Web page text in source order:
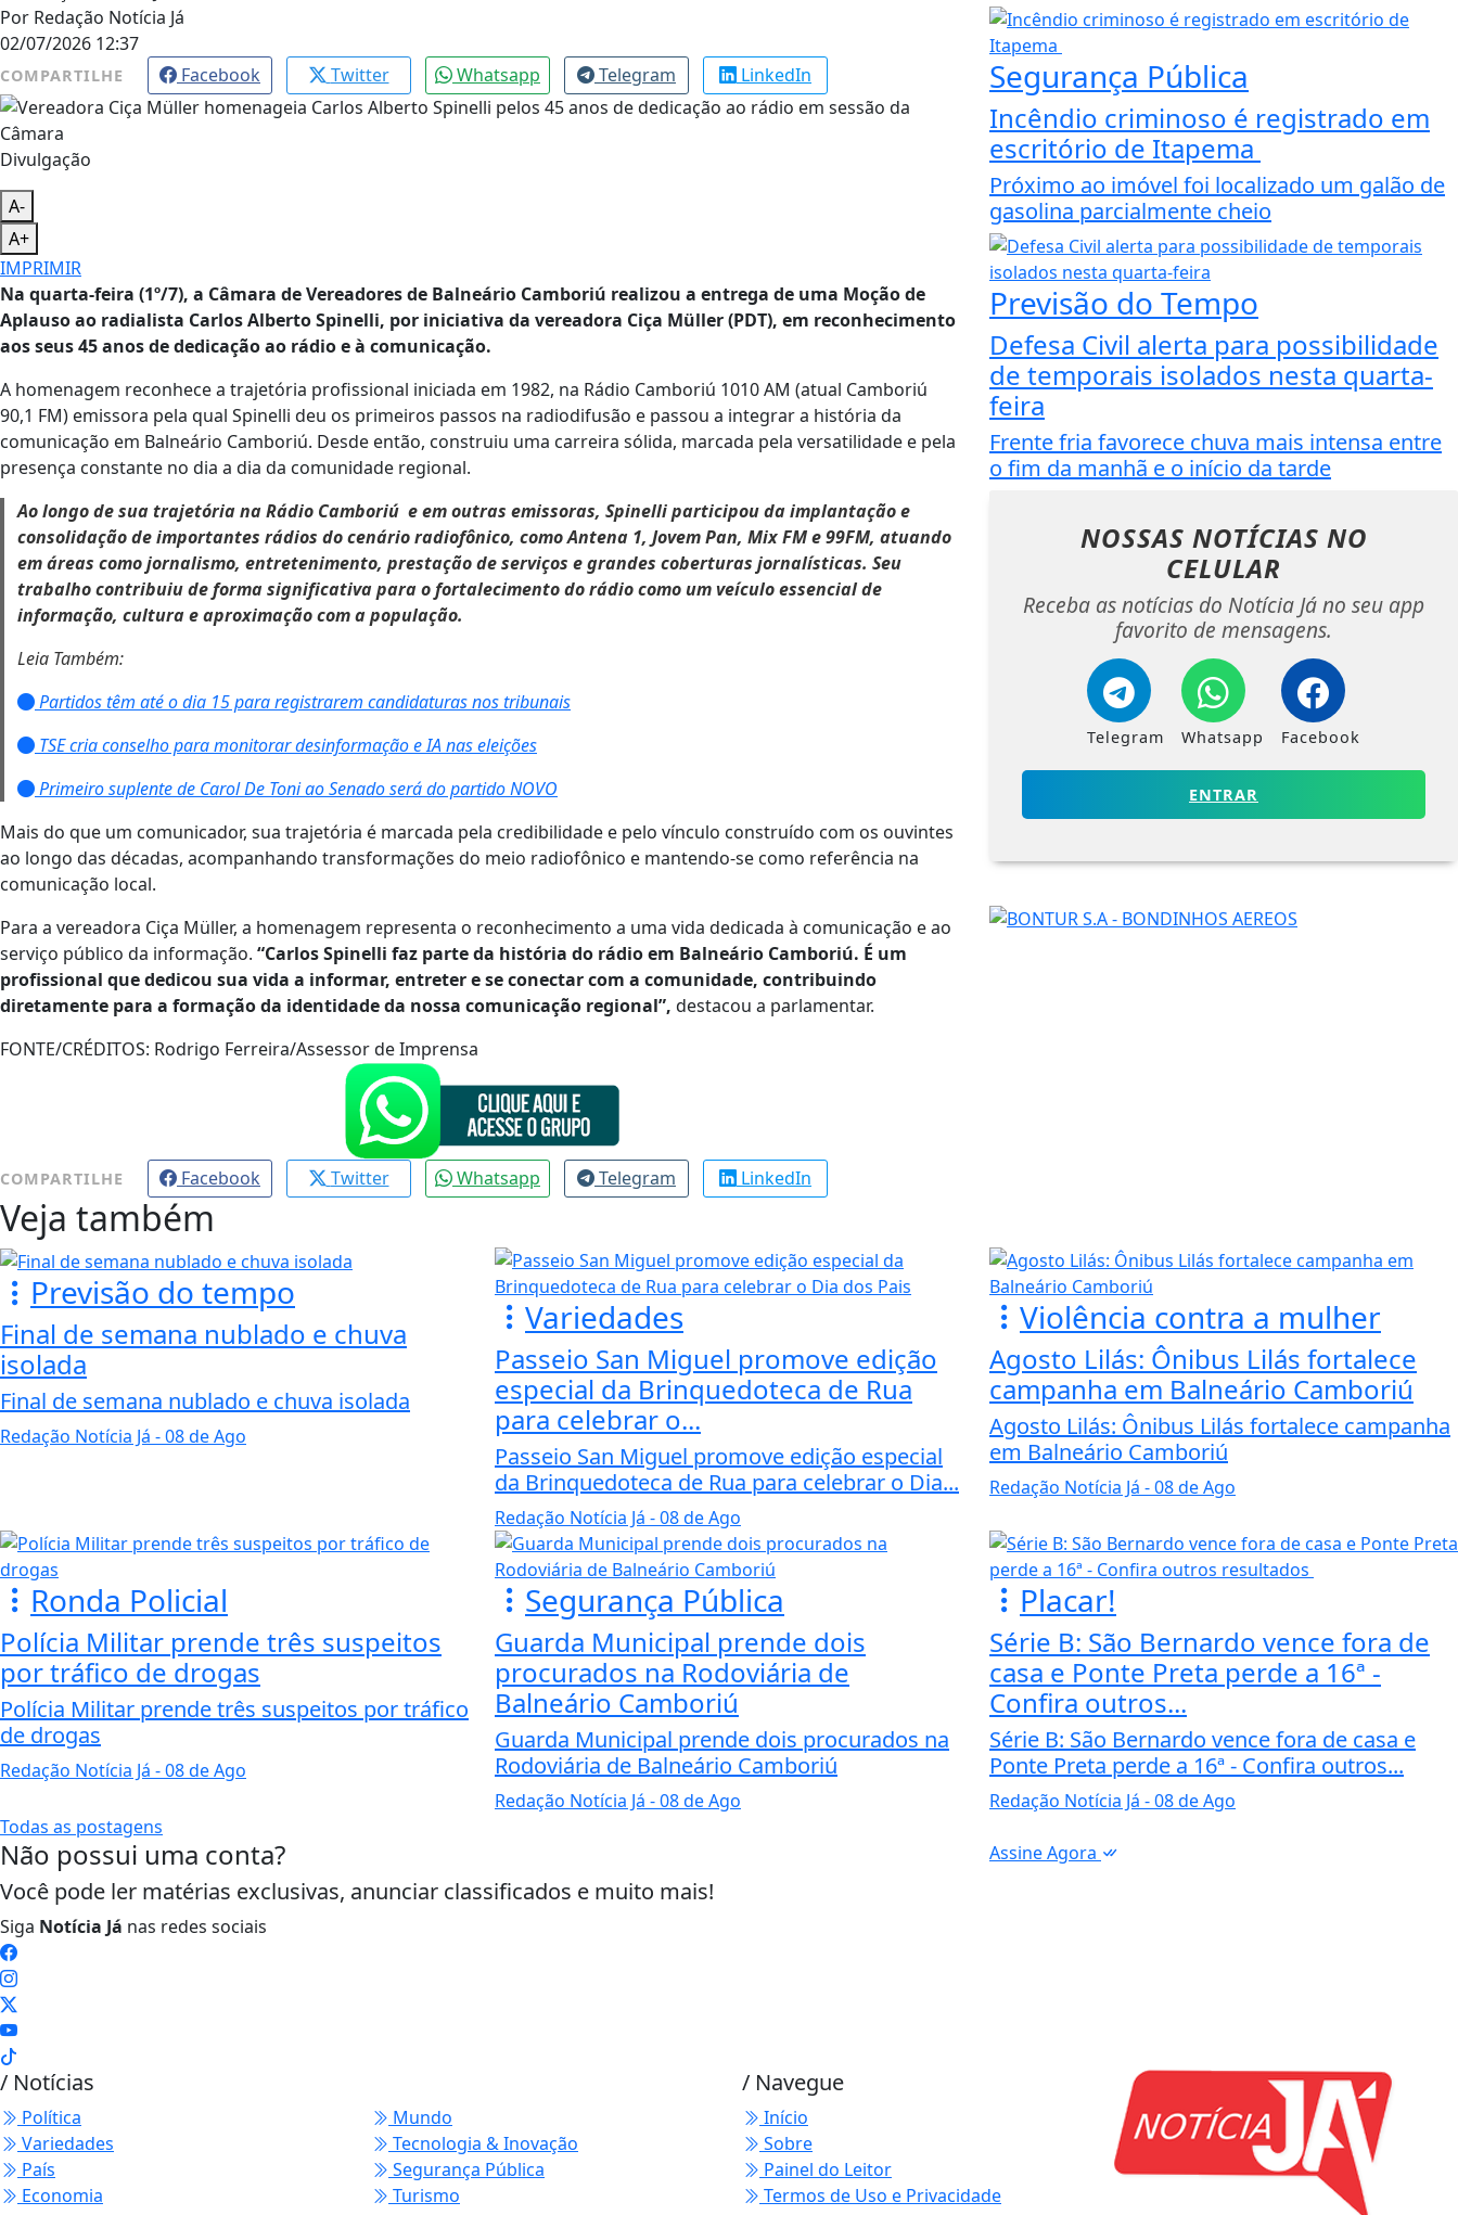
Por Redação Notícia Já
02/07/2026 12:37
COMPARTILHE Facebook Twitter Whatsapp Telegram LinkedIn
Divulgação
A-
A+
IMPRIMIR
Na quarta-feira (1º/7), a Câmara de Vereadores de Balneário Camboriú realizou a entrega de uma Moção de
Aplauso ao radialista Carlos Alberto Spinelli, por iniciativa da vereadora Ciça Müller (PDT), em reconhecimento
aos seus 45 anos de dedicação ao rádio e à comunicação.
A homenagem reconhece a trajetória profissional iniciada em 1982, na Rádio Camboriú 1010 AM (atual Camboriú
90,1 FM) emissora pela qual Spinelli deu os primeiros passos na radiodifusão e passou a integrar a história da
comunicação em Balneário Camboriú. Desde então, construiu uma carreira sólida, marcada pela versatilidade e pela
presença constante no dia a dia da comunidade regional.
Ao longo de sua trajetória na Rádio Camboriú e em outras emissoras, Spinelli participou da implantação e
consolidação de importantes rádios do cenário radiofônico, como Antena 1, Jovem Pan, Mix FM e 99FM, atuando
em áreas como jornalismo, entretenimento, prestação de serviços e grandes coberturas jornalísticas. Seu
trabalho contribuiu de forma significativa para o fortalecimento do rádio como um veículo essencial de
informação, cultura e aproximação com a população.
Leia Também:
Partidos têm até o dia 15 para registrarem candidaturas nos tribunais
TSE cria conselho para monitorar desinformação e IA nas eleições
Primeiro suplente de Carol De Toni ao Senado será do partido NOVO
Mais do que um comunicador, sua trajetória é marcada pela credibilidade e pelo vínculo construído com os ouvintes
ao longo das décadas, acompanhando transformações do meio radiofônico e mantendo-se como referência na
comunicação local.
Para a vereadora Ciça Müller, a homenagem representa o reconhecimento a uma vida dedicada à comunicação e ao
serviço público da informação. “Carlos Spinelli faz parte da história do rádio em Balneário Camboriú. É um
profissional que dedicou sua vida a informar, entreter e se conectar com a comunidade, contribuindo
diretamente para a formação da identidade da nossa comunicação regional”, destacou a parlamentar.
FONTE/CRÉDITOS: Rodrigo Ferreira/Assessor de Imprensa
COMPARTILHE Facebook Twitter Whatsapp Telegram LinkedIn
Segurança Pública
Incêndio criminoso é registrado em
escritório de Itapema
Próximo ao imóvel foi localizado um galão de
gasolina parcialmente cheio
Previsão do Tempo
Defesa Civil alerta para possibilidade
de temporais isolados nesta quarta-
feira
Frente fria favorece chuva mais intensa entre
o fim da manhã e o início da tarde
NOSSAS NOTÍCIAS NO
CELULAR
Receba as notícias do Notícia Já no seu app
favorito de mensagens.
Telegram Whatsapp Facebook
ENTRAR
Veja também
Previsão do tempo
Final de semana nublado e chuva
isolada
Final de semana nublado e chuva isolada
Redação Notícia Já - 08 de Ago
Variedades
Passeio San Miguel promove edição
especial da Brinquedoteca de Rua
para celebrar o...
Passeio San Miguel promove edição especial
da Brinquedoteca de Rua para celebrar o Dia...
Redação Notícia Já - 08 de Ago
Violência contra a mulher
Agosto Lilás: Ônibus Lilás fortalece
campanha em Balneário Camboriú
Agosto Lilás: Ônibus Lilás fortalece campanha
em Balneário Camboriú
Redação Notícia Já - 08 de Ago
Ronda Policial
Polícia Militar prende três suspeitos
por tráfico de drogas
Polícia Militar prende três suspeitos por tráfico
de drogas
Redação Notícia Já - 08 de Ago
Segurança Pública
Guarda Municipal prende dois
procurados na Rodoviária de
Balneário Camboriú
Guarda Municipal prende dois procurados na
Rodoviária de Balneário Camboriú
Redação Notícia Já - 08 de Ago
Placar!
Série B: São Bernardo vence fora de
casa e Ponte Preta perde a 16ª -
Confira outros...
Série B: São Bernardo vence fora de casa e
Ponte Preta perde a 16ª - Confira outros...
Redação Notícia Já - 08 de Ago
Todas as postagens
Não possui uma conta?
Você pode ler matérias exclusivas, anunciar classificados e muito mais!
Assine Agora
Siga Notícia Já nas redes sociais
/ Notícias
Política
Mundo
Variedades
Tecnologia & Inovação
País
Segurança Pública
Economia
Turismo
/ Navegue
Início
Sobre
Painel do Leitor
Termos de Uso e Privacidade
Esse site utiliza cookies para melhorar sua experiência de navegação. Ao continuar o acesso, entendemos que você